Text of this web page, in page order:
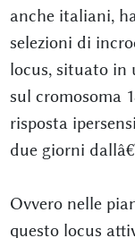
anche italiani,
selezioni di
locus, situato in
sul cromosoma
risposta
due giorni
Ovvero nelle
questo locus